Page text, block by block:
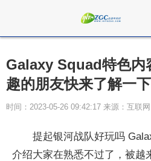
Galaxy Squad特色内
趣的朋友快来了解一
时间：2023-05-26 09:42:17 来源：互联网
提起银河战队好玩吗
介绍大家在熟悉不过了，被越